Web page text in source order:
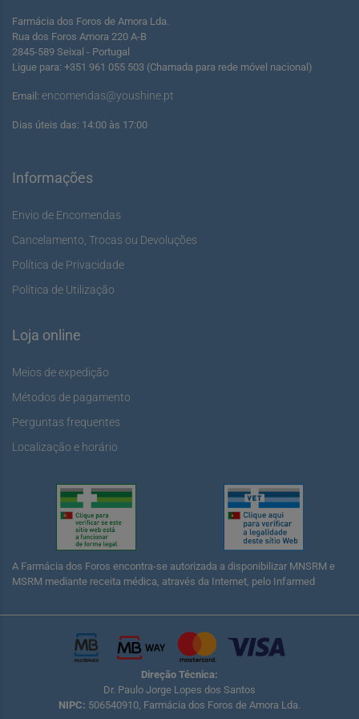
Farmácia dos Foros de Amora Lda.
Rua dos Foros Amora 220 A-B
2845-589 Seixal - Portugal
Ligue para: +351 961 055 503 (Chamada para rede móvel nacional)
Email: encomendas@youshine.pt
Dias úteis das: 14:00 às 17:00
Informações
Envio de Encomendas
Cancelamento, Trocas ou Devoluções
Política de Privacidade
Política de Utilização
Loja online
Meios de expedição
Métodos de pagamento
Perguntas frequentes
Localização e horário
A Farmácia dos Foros encontra-se autorizada a disponibilizar MNSRM e
MSRM mediante receita médica, através da Internet, pelo Infarmed
Direção Técnica:
Dr. Paulo Jorge Lopes dos Santos
NIPC: 506540910, Farmácia dos Foros de Amora Lda.